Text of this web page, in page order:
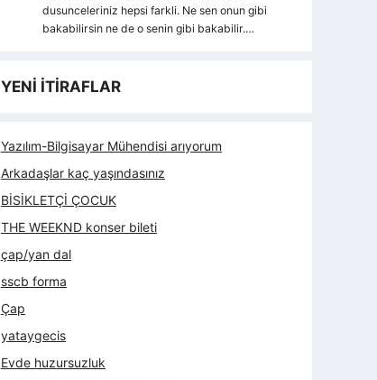
dusunceleriniz hepsi farkli. Ne sen onun gibi
bakabilirsin ne de o senin gibi bakabilir.…
YENİ İTİRAFLAR
Yazılım-Bilgisayar Mühendisi arıyorum
Arkadaşlar kaç yaşındasınız
BİSİKLETÇİ ÇOCUK
THE WEEKND konser bileti
çap/yan dal
sscb forma
Çap
yataygecis
Evde huzursuzluk